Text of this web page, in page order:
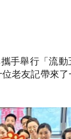
手舉行「流動
老友記帶來